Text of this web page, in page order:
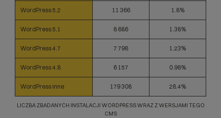
WordPress 5.2 11 366 1.8%
WordPress 5.1 8 686 1.38%
WordPress 4.7 7 798 1.23%
WordPress 4.8 6 157 0.98%
WordPress inne 179 308 28.4%
LICZBA ZBADANYCH INSTALACJI WORDPRESS WRAZ Z WERSJAMI TEGO
CMS